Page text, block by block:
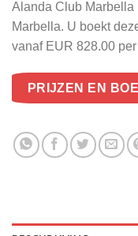
Alanda Club Marbella
Marbella. U boekt
vanaf EUR 828.00
PRIJZEN EN